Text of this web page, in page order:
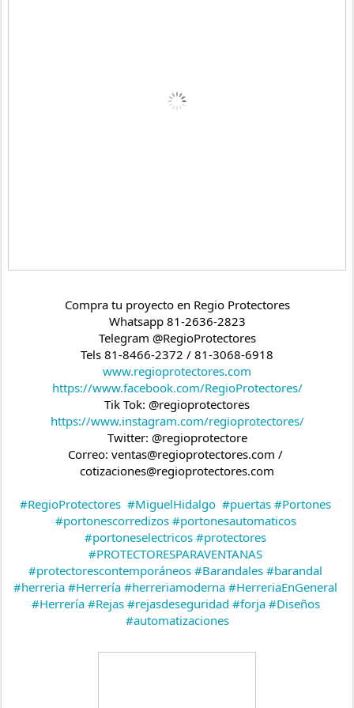
Compra tu proyecto en Regio Protectores
Whatsapp 81-2636-2823
Telegram @RegioProtectores
Tels 81-8466-2372 / 81-3068-6918
www.regioprotectores.com
https://www.facebook.com/RegioProtectores/
Tik Tok: @regioprotectores
https://www.instagram.com/regioprotectores/
Twitter: @regioprotectore
Correo: ventas@regioprotectores.com /
cotizaciones@regioprotectores.com
#RegioProtectores #MiguelHidalgo #puertas #Portones
#portonescorredizos #portonesautomaticos
#portoneselectricos #protectores
#PROTECTORESPARAVENTANAS
#protectorescontemporáneos #Barandales #barandal
#herreria #Herrería #herreriamoderna #HerreriaEnGeneral
#Herrería #Rejas #rejasdeseguridad #forja #Diseños
#automatizaciones